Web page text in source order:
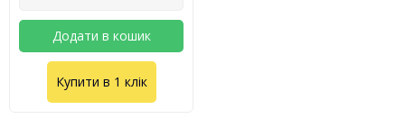
Додати в кошик
Купити в 1 клік